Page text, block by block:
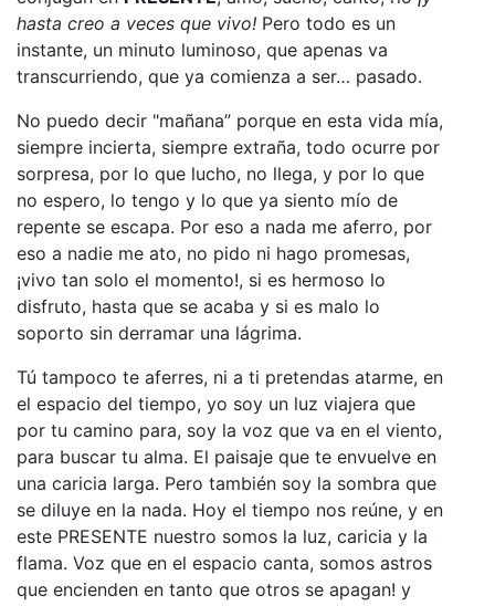
hasta creo a veces que vivo! Pero todo es un
instante, un minuto luminoso, que apenas va
transcurriendo, que ya comienza a ser… pasado.
No puedo decir "mañana” porque en esta vida mía,
siempre incierta, siempre extraña, todo ocurre por
sorpresa, por lo que lucho, no llega, y por lo que
no espero, lo tengo y lo que ya siento mío de
repente se escapa. Por eso a nada me aferro, por
eso a nadie me ato, no pido ni hago promesas,
¡vivo tan solo el momento!, si es hermoso lo
disfruto, hasta que se acaba y si es malo lo
soporto sin derramar una lágrima.
Tú tampoco te aferres, ni a ti pretendas atarme, en
el espacio del tiempo, yo soy un luz viajera que
por tu camino para, soy la voz que va en el viento,
para buscar tu alma. El paisaje que te envuelve en
una caricia larga. Pero también soy la sombra que
se diluye en la nada. Hoy el tiempo nos reúne, y en
este PRESENTE nuestro somos la luz, caricia y la
flama. Voz que en el espacio canta, somos astros
que encienden en tanto que otros se apagan! y